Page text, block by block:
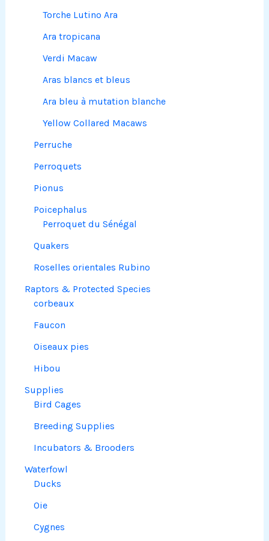
Torche Lutino Ara
Ara tropicana
Verdi Macaw
Aras blancs et bleus
Ara bleu à mutation blanche
Yellow Collared Macaws
Perruche
Perroquets
Pionus
Poicephalus
Perroquet du Sénégal
Quakers
Roselles orientales Rubino
Raptors & Protected Species
corbeaux
Faucon
Oiseaux pies
Hibou
Supplies
Bird Cages
Breeding Supplies
Incubators & Brooders
Waterfowl
Ducks
Oie
Cygnes